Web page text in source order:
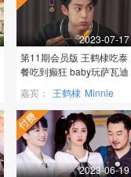
2023-07-17
第11期会员版 王鹤棣吃泰
餐吃到癫狂 baby玩萨瓦迪
嘉宾： 王鹤棣 Minnie
2023-06-19